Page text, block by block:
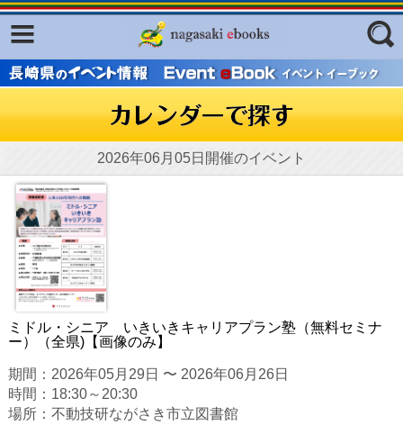
フリーワード
ジャンル
2026年06月05日開催のイベント
ミドル・シニア いきいきキャリアプラン塾（無料セミナ
ー）（全県)【画像のみ】
期間：2026年05月29日 〜 2026年06月26日
時間：18:30～20:30
場所：不動技研ながさき市立図書館
Facebook
ふくいろキラリプロジェクト
東京観光デジタルパンフレットギャ
ラリー（TOKYO Brochures）
復興応援企画
はじめてご利用される方へ
コンテンツ
広報誌ナビ
明治日本の産業革命遺産
長崎と天草地方の潜伏キリシタン
関連遺産
大学・専門学校ナビ
ハイスクールナビ